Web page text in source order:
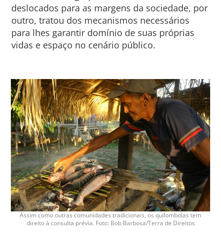
deslocados para as margens da sociedade, por
outro, tratou dos mecanismos necessários
para lhes garantir domínio de suas próprias
vidas e espaço no cenário público.
Assim como outras comunidades tradicionais, os quilombolas tem
direito à consulta prévia. Foto: Bob Barbosa/Terra de Direitos